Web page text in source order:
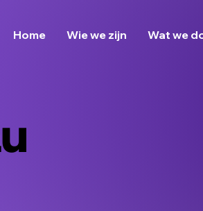
Home Wie we zijn Wat we